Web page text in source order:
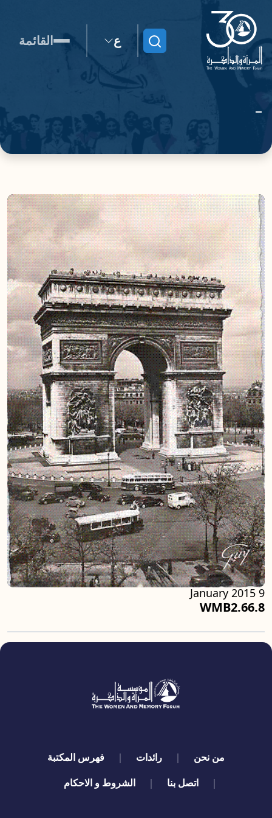
ابحث ع القائمة
WMB2.66.8
9 January 2015
quick links
من نحن رائدات
فهرس المكتبة
اتصل بنا
الشروط و الاحكام